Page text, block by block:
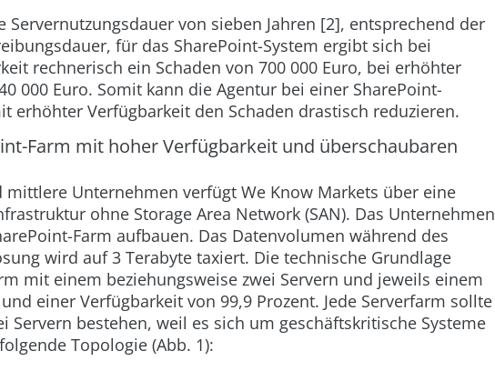
Servernutzungsdauer von sieben Jahren [2], entsprechend der
für das SharePoint-System ergibt sich bei
rechnerisch ein Schaden von 700 000 Euro, bei erhöhter
000 Euro. Somit kann die Agentur bei einer SharePoint-
erhöhter Verfügbarkeit den Schaden drastisch reduzieren.
Farm mit hoher Verfügbarkeit und überschaubaren
mittlere Unternehmen verfügt We Know Markets über eine
ohne Storage Area Network (SAN). Das Unternehmen
Farm aufbauen. Das Datenvolumen während des
wird auf 3 Terabyte taxiert. Die technische Grundlage
mit einem beziehungsweise zwei Servern und jeweils einem
einer Verfügbarkeit von 99,9 Prozent. Jede Serverfarm sollte
Servern bestehen, weil es sich um geschäftskritische Systeme
Topologie (Abb. 1):